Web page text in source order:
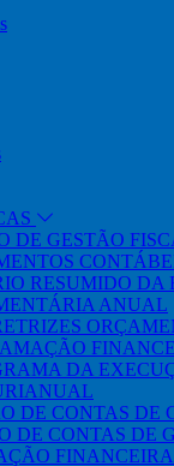
DE GESTÃO
RESUMIDO
ANUAL
DA
DE CONTAS DE
DE CONTAS DE